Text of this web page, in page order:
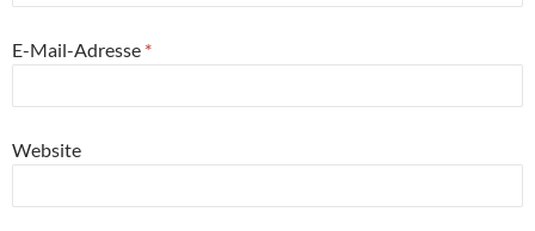
E-Mail-Adresse *
Website